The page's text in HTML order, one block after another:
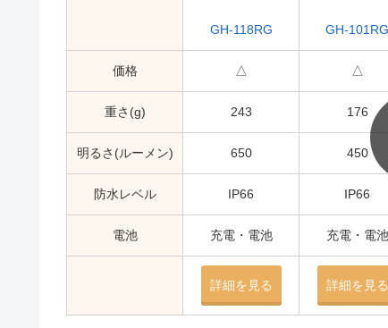
GH-118RG GH-101RG
価格 △ △
重さ(g) 243 176
明るさ(ルーメン) 650 450
防水レベル IP66 IP66
電池 充電・電池 充電・電池
詳細を見る 詳細を見る